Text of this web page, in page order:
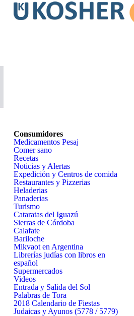
Consumidores
Medicamentos Pesaj
Comer sano
Recetas
Noticias y Alertas
Expedición y Centros de comida
Restaurantes y Pizzerias
Heladerias
Panaderias
Turismo
Cataratas del Iguazú
Sierras de Córdoba
Calafate
Bariloche
Mikvaot en Argentina
Librerías judías con libros en
español
Supermercados
Videos
Entrada y Salida del Sol
Palabras de Tora
2018 Calendario de Fiestas
Judaicas y Ayunos (5778 / 5779)